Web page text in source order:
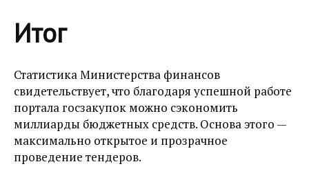
Итог
Статистика Министерства финансов
свидетельствует, что благодаря успешной работе
портала госзакупок можно сэкономить
миллиарды бюджетных средств. Основа этого —
максимально открытое и прозрачное
проведение тендеров.